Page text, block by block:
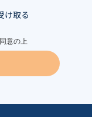
け取る
意の上